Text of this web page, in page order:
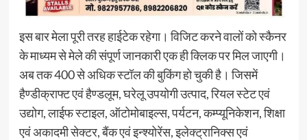
इस बार मेला पूरी तरह हाईटेक रहेगा। विजिट करने वालों को स्कैनर
के माध्यम से मेले की संपूर्ण जानकारी एक ही क्लिक पर मिल जाएगी।
अब तक 400 से अधिक स्टॉल की बुकिंग हो चुकी है। जिसमें
हैण्डीक्राफ्ट एवं हैण्डलूम, घरेलू उपयोगी उत्पाद, रियल स्टेट एवं
उद्योग, लाईफ स्टाइल, ऑटोमोबाइल्स, पर्यटन, कम्प्यूनिकेशन, शिक्षा
एवं अकादमी सेक्टर, बैंक एवं इन्श्योरेंस, इलेक्ट्रानिक्स एवं